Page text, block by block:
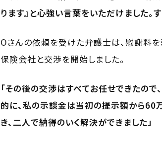
ります』と心強い言葉をいただけました。
Oさんの依頼を受けた弁護士は、慰謝料
保険会社と交渉を開始しました。
「その後の交渉はすべてお任せできたので
的に、私の示談金は当初の提示額から60
き、二人で納得のいく解決ができました」